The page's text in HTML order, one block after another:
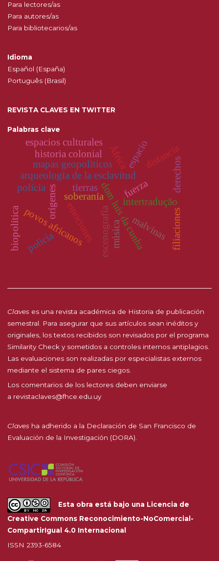
Para lectores/as
Para autores/as
Para bibliotecarios/as
Idioma
Español (España)
Português (Brasil)
REVISTA CLAVES EN TWITTER
Palabras clave
arqueología de la esclavitud
dom luis da cunha
soberanía
orígenes
malvinas
intertradução
povos africanos
mapas geopolíticosÁfrica
fuerza
emociones escenografía
espacio
historia colonial distancia
derechos
espacios culturales
filiaciones
policía música
polícia
biopolítica
tierras
Claves es una revista académica de Historia de publicación
semestral. Para asegurar que sus artículos sean inéditos y
originales, los textos recibidos son revisados por el programa
Similarity Check y sometidos a controles internos antiplagios.
Las evaluaciones son realizadas por especialistas externos
mediante el sistema de pares ciegos.
Los comentarios de los lectores deben enviarse
a revistaclaves@fhce.edu.uy
Claves ha adherido a la Declaración de San Francisco de
Evaluación de la Investigación (DORA).
Esta obra está bajo una Licencia de
Creative Commons Reconocimiento-NoComercial-
CompartirIgual 4.0 Internacional
ISSN 2393-6584